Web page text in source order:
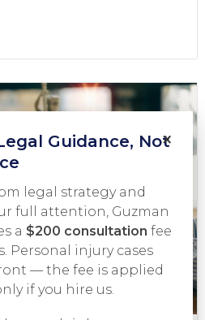
×
Guidance, Not
legal strategy and
full attention, Guzman
a $200 consultation fee
Personal injury cases
— the fee is applied
if you hire us.